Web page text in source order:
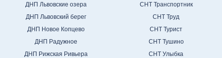
ДНП Львовские озера
ДНП Львовский берег
ДНП Новое Копцево
ДНП Радужное
ДНП Рижская Ривьера
СНТ Транспортник
СНТ Труд
СНТ Турист
СНТ Тушино
СНТ Улыбка